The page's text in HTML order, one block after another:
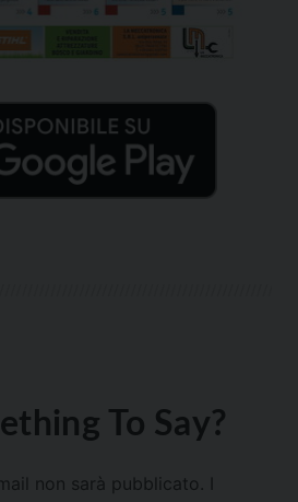
To Say?
non sarà pubblicato.